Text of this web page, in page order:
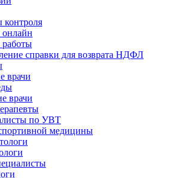
контроля
справки для возврата НДФЛ
врачи
врачи
по УВТ
медицины